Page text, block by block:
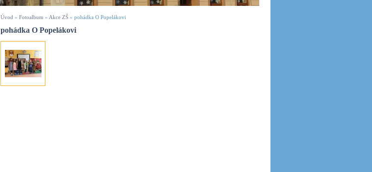
Úvod » Fotoalbum » Akce ZŠ » pohádka O Popelákovi
pohádka O Popelákovi